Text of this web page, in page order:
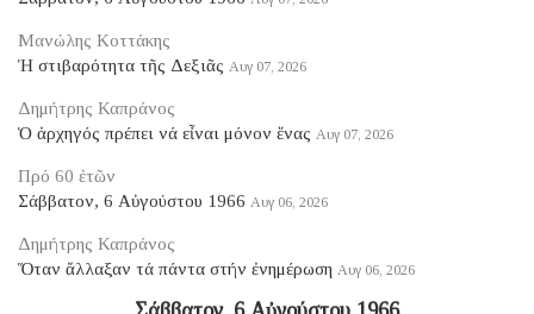
Μανώλης Κοττάκης
Ἡ στιβαρότητα τῆς Δεξιᾶς Αυγ 07, 2026
Δημήτρης Καπράνος
Ὁ ἀρχηγός πρέπει νά εἶναι μόνον ἕνας Αυγ 07, 2026
Πρό 60 ἐτῶν
Σάββατον, 6 Αὐγούστου 1966 Αυγ 06, 2026
Δημήτρης Καπράνος
Ὅταν ἄλλαξαν τά πάντα στήν ἐνημέρωση Αυγ 06, 2026